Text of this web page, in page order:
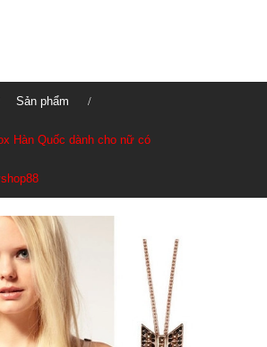
Sản phẩm
Hàn Quốc dành cho nữ có